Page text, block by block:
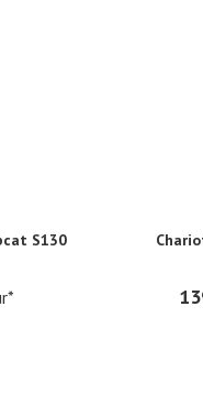
S130